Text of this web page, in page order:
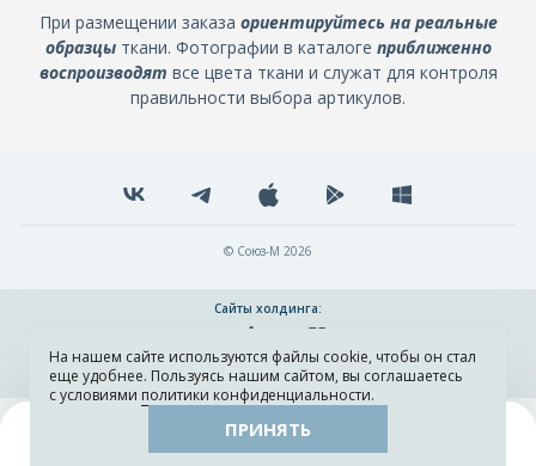
Каталог Остатки тканей
При размещении заказа ориентируйтесь на реальные
образцыткани. Фотографии в каталоге приближенно
воспроизводят все цвета ткани и служат для контроля
правильности выбора артикулов.
© Союз-М 2026
Сайты холдинга:
Разработка и поддержка сайта ADN
На нашем сайте используются файлы cookie, чтобы он стал
еще удобнее. Пользуясь нашим сайтом, вы соглашаетесь
с условиями политики конфиденциальности.
ПРИНЯТЬ